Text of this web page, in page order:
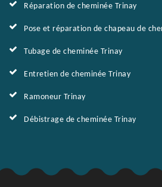
Réparation de cheminée Trinay
Pose et réparation de chapeau de
Tubage de cheminée Trinay
Entretien de cheminée Trinay
Ramoneur Trinay
Débistrage de cheminée Trinay